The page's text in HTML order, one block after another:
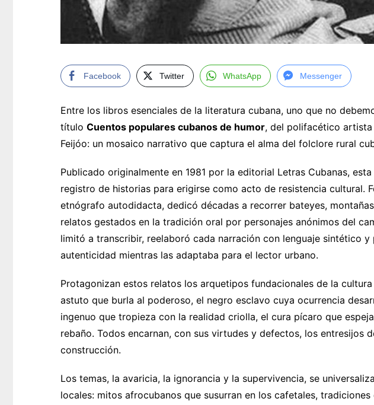
Facebook Twitter WhatsApp Messenger
Entre los libros esenciales de la literatura cubana, uno que no
título Cuentos populares cubanos de humor, del polifacético
Feijóo: un mosaico narrativo que captura el alma del folclore rural
Publicado originalmente en 1981 por la editorial Letras Cubanas,
registro de historias para erigirse como acto de resistencia cultural.
etnógrafo autodidacta, dedicó décadas a recorrer bateyes,
relatos gestados en la tradición oral por personajes anónimos del
limitó a transcribir, reelaboró cada narración con lenguaje sintético y
autenticidad mientras las adaptaba para el lector urbano.
Protagonizan estos relatos los arquetipos fundacionales de la
astuto que burla al poderoso, el negro esclavo cuya ocurrencia
ingenuo que tropieza con la realidad criolla, el cura pícaro que
rebaño. Todos encarnan, con sus virtudes y defectos, los entresijos
construcción.
Los temas, la avaricia, la ignorancia y la supervivencia, se
locales: mitos afrocubanos que susurran en los cafetales,